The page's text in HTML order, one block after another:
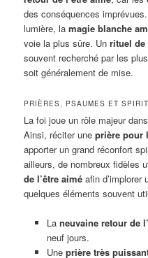
des conséquences
lumière, lamagie blanche
voie la plus sûre. Unrituel de
souvent recherché par les
soit généralement de mise.
PRIÈRES, PSAUMES ET
La foi joue un rôle majeur
Ainsi, réciter uneprière pour
apporter un grand réconfort
ailleurs, de nombreux fidèles
de l’être aimé afin d’implorer
quelques éléments souvent
La neuvaine retour de
neuf jours.
Une prière très